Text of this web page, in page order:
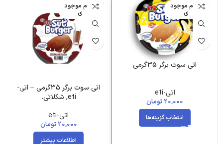
اتمام موجود
ی
اتی سوت برگر 35گرمی
اتی-eti
20,000 تومان
انتخاب گزینه‌ها
اتمام موجود
ی
اتی سوت برگر 35گرمی – اتی-
eti, شکلاتی.
اتی-eti
20,000 تومان
اطلاعات بیشتر